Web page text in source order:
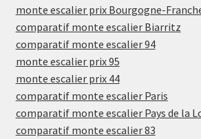
monte escalier prix Bourgogne-
comparatif monte escalier Biarritz
comparatif monte escalier 94
monte escalier prix 95
monte escalier prix 44
comparatif monte escalier Paris
comparatif monte escalier Pays de la
comparatif monte escalier 83